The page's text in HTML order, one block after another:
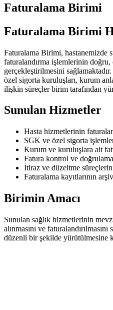
Faturalama Birimi
Faturalama Birimi
Faturalama Birimi, hastanemizde
faturalandırma işlemlerinin doğru,
gerçekleştirilmesini
özel sigorta kuruluşları, kurum
ilişkin süreçler birim tarafından
Sunulan Hizmetler
Hasta hizmetlerinin
SGK ve özel sigorta
Kurum ve kuruluşlara ait
Fatura kontrol ve
İtiraz ve düzeltme
Faturalama kayıtlarının
Birimin Amacı
Sunulan sağlık hizmetlerinin
alınmasını ve
düzenli bir şekilde yürütülmesine